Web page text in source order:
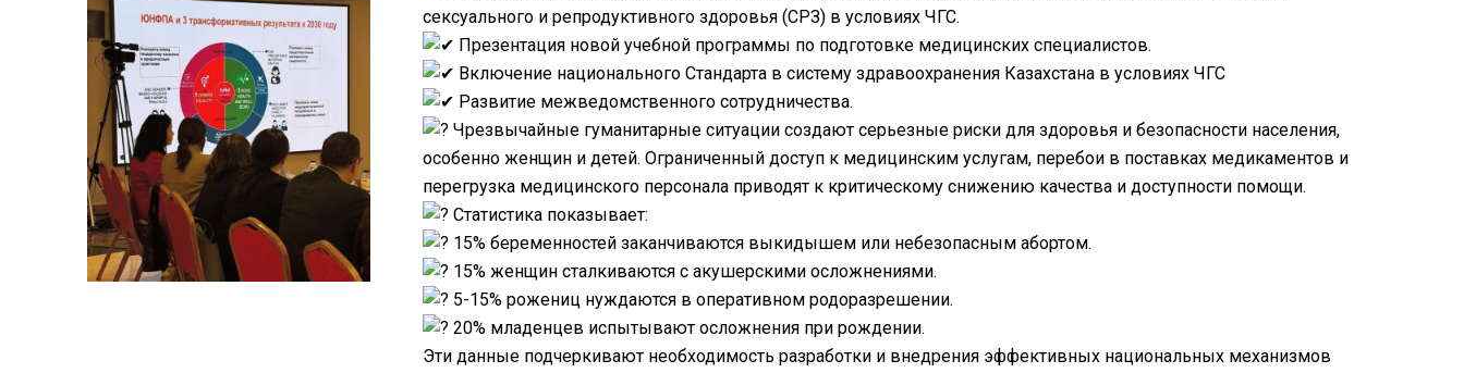
сексуального и репродуктивного здоровья (СРЗ) в условиях ЧГС.
Презентация новой учебной программы по подготовке медицинских специалистов.
Включение национального Стандарта в систему здравоохранения Казахстана в условиях ЧГС
Развитие межведомственного сотрудничества.
Чрезвычайные гуманитарные ситуации создают серьезные риски для здоровья и безопасности населения,
особенно женщин и детей. Ограниченный доступ к медицинским услугам, перебои в поставках медикаментов и
перегрузка медицинского персонала приводят к критическому снижению качества и доступности помощи.
Статистика показывает:
15% беременностей заканчиваются выкидышем или небезопасным абортом.
15% женщин сталкиваются с акушерскими осложнениями.
5-15% рожениц нуждаются в оперативном родоразрешении.
20% младенцев испытывают осложнения при рождении.
Эти данные подчеркивают необходимость разработки и внедрения эффективных национальных механизмов